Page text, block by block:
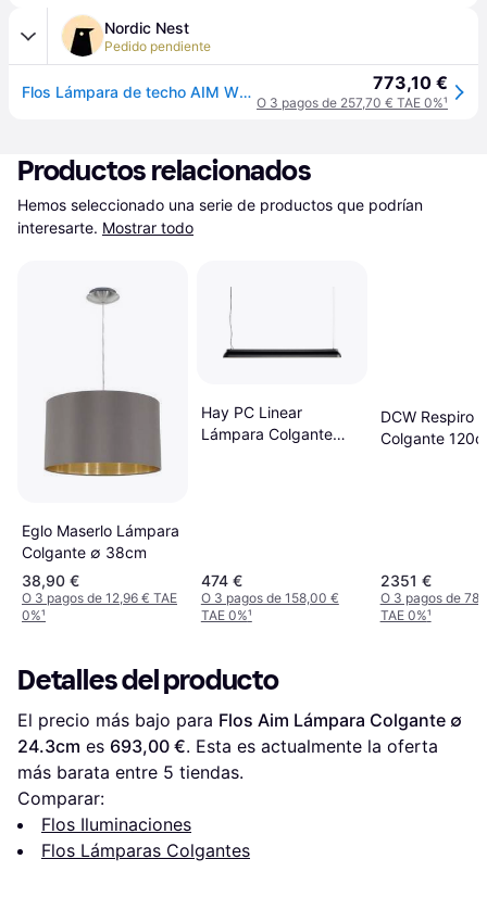
Nordic Nest
Pedido pendiente
Flos Lámpara de techo AIM White 773,10 €
O 3 pagos de 257,70 € TAE 0%¹
Productos relacionados
Hemos seleccionado una serie de productos que podrían
interesarte. Mostrar todo
Eglo Maserlo Lámpara
Colgante ∅ 38cm
38,90 €
O 3 pagos de 12,96 € TAE
0%¹
Hay PC Linear
Lámpara Colgante
474 €
O 3 pagos de 158,00 €
TAE 0%¹
DCW Respiro
Colgante
2351 €
O 3 pagos de
TAE 0%¹
Detalles del producto
El precio más bajo para Flos Aim Lámpara Colgante ∅
24.3cm es 693,00 €. Esta es actualmente la oferta
más barata entre 5 tiendas.
Comparar:
Flos Iluminaciones
Flos Lámparas Colgantes